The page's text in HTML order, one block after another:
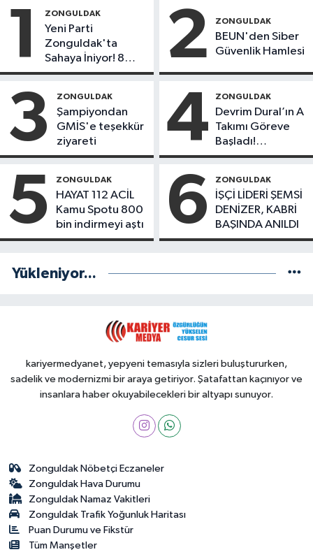
1 ZONGULDAK
Yeni Parti
Zonguldak'ta
Sahaya İniyor! 8
İlçede Kurucu
Başladı
2 ZONGULDAK
BEUN'den Siber
Güvenlik Hamlesi
3 ZONGULDAK
Şampiyondan
GMİS'e teşekkür
ziyareti
4 ZONGULDAK
Devrim Dural’ın A
Takımı Göreve
Başladı!
Yönetimde
5 ZONGULDAK
HAYAT 112 ACİL
Kamu Spotu 800
bin indirmeyi aştı
6 ZONGULDAK
İŞÇİ LİDERİ ŞEMSİ
DENİZER, KABRİ
BAŞINDA ANILDI
Yükleniyor...
kariyermedyanet, yepyeni temasıyla sizleri buluştururken,
sadelik ve modernizmi bir araya getiriyor. Şatafattan kaçınıyor ve
insanlara haber okuyabilecekleri bir altyapı sunuyor.
Zonguldak Nöbetçi Eczaneler
Zonguldak Hava Durumu
Zonguldak Namaz Vakitleri
Zonguldak Trafik Yoğunluk Haritası
Puan Durumu ve Fikstür
Tüm Manşetler